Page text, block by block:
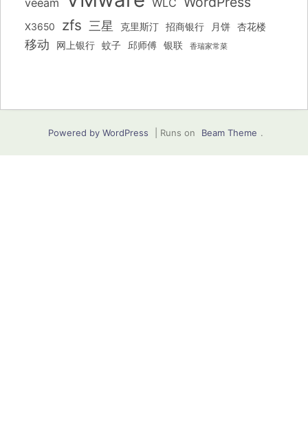
X3650 zfs 三星 克里斯汀 招商银行 月饼 杏花楼
移动 网上银行 蚊子 邱师傅 银联 香瑞家常菜
Powered by WordPress Runs on Beam Theme .